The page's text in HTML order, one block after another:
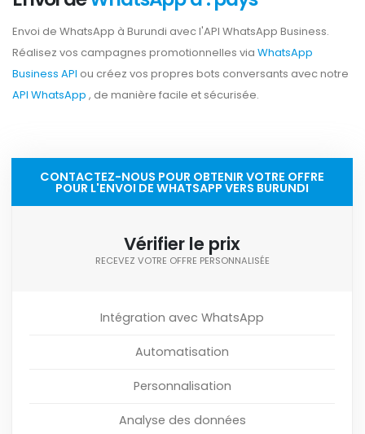
Envoi de WhatsApp à Burundi avec l'API WhatsApp Business.
Réalisez vos campagnes promotionnelles via WhatsApp
Business API ou créez vos propres bots conversants avec notre
API WhatsApp , de manière facile et sécurisée.
CONTACTEZ-NOUS POUR OBTENIR VOTRE OFFRE
POUR L'ENVOI DE WHATSAPP VERS BURUNDI
Vérifier le prix
RECEVEZ VOTRE OFFRE PERSONNALISÉE
Intégration avec WhatsApp
Automatisation
Personnalisation
Analyse des données